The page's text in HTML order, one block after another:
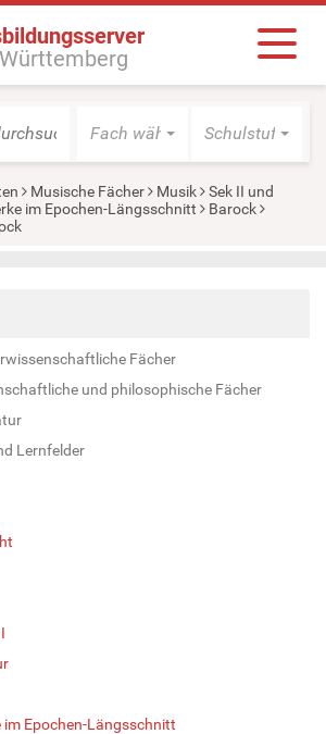
Fach wählen Schulstufe
Musische Fächer Musik
Sek II und
im Epochen-Längsschnitt
Barock
Fächer
und philosophische Fächer
Lernfelder
im Epochen-Längsschnitt